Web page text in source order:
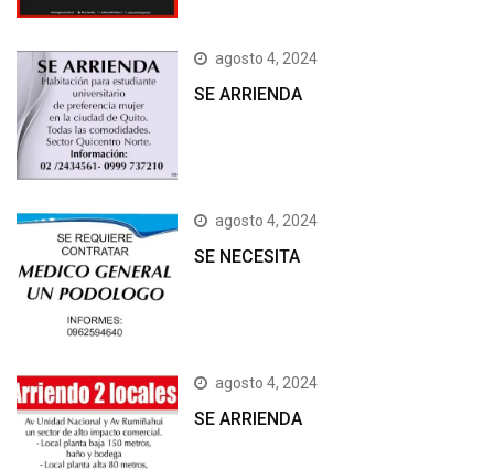
agosto 4, 2024
SE ARRIENDA
agosto 4, 2024
SE NECESITA
agosto 4, 2024
SE ARRIENDA